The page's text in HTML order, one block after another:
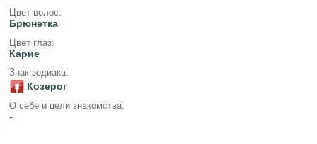
Цвет волос:
Брюнетка
Цвет глаз:
Карие
Знак зодиака:
Козерог
О себе и цели знакомства:
-